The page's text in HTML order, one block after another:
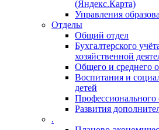
(Яндекс.Карта)
Управления
Отделы
Общий отдел
Бухгалтерского
хозяйственной
Общего и среднего
Воспитания и
детей
Профессионального
Развития
.